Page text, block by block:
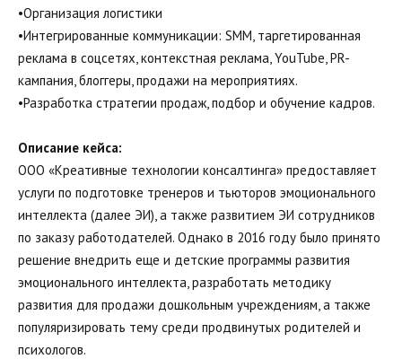
•Организация логистики
•Интегрированные коммуникации: SMM, таргетированная
реклама в соцсетях, контекстная реклама, YouTube, PR-
кампания, блоггеры, продажи на мероприятиях.
•Разработка стратегии продаж, подбор и обучение кадров.
Описание кейса:
ООО «Креативные технологии консалтинга» предоставляет
услуги по подготовке тренеров и тьюторов эмоционального
интеллекта (далее ЭИ), а также развитием ЭИ сотрудников
по заказу работодателей. Однако в 2016 году было принято
решение внедрить еще и детские программы развития
эмоционального интеллекта, разработать методику
развития для продажи дошкольным учреждениям, а также
популяризировать тему среди продвинутых родителей и
психологов.